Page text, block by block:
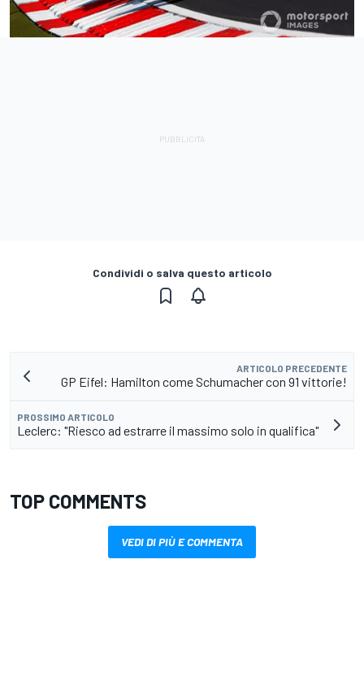
Condividi o salva questo articolo
ARTICOLO PRECEDENTE
GP Eifel: Hamilton come Schumacher con 91 vittorie!
PROSSIMO ARTICOLO
Leclerc: "Riesco ad estrarre il massimo solo in qualifica"
TOP COMMENTS
VEDI DI PIÙ E COMMENTA